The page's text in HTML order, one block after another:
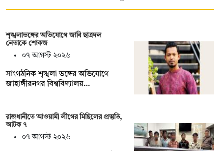
শৃঙ্খলাভঙ্গের অভিযোগে জাবি ছাত্রদল
নেতাকে শোকজ
০৭ আগস্ট ২০২৬
সাংগঠনিক শৃঙ্খলা ভঙ্গের অভিযোগে
জাহাঙ্গীরনগর বিশ্ববিদ্যালয়…
রাজধানীতে আওয়ামী লীগের মিছিলের প্রস্তুতি,
আটক ৭
০৭ আগস্ট ২০২৬